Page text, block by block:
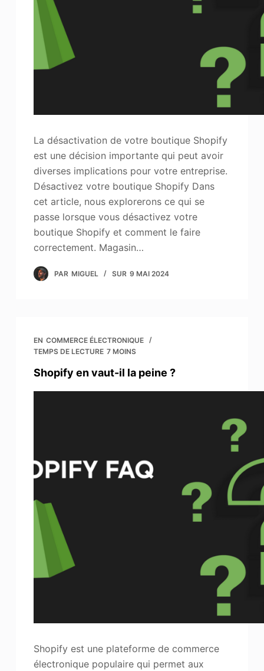
Améliorateur de photos
Image Recopyright
La désactivation de votre boutique Shopify
est une décision importante qui peut avoir
diverses implications pour votre entreprise.
Désactivez votre boutique Shopify Dans
cet article, nous explorerons ce qui se
passe lorsque vous désactivez votre
boutique Shopify et comment le faire
correctement. Magasin…
PAR MIGUEL SUR 9 MAI 2024
EN COMMERCE ÉLECTRONIQUE
TEMPS DE LECTURE 7 MOINS
Shopify en vaut-il la peine ?
Shopify est une plateforme de commerce
électronique populaire qui permet aux